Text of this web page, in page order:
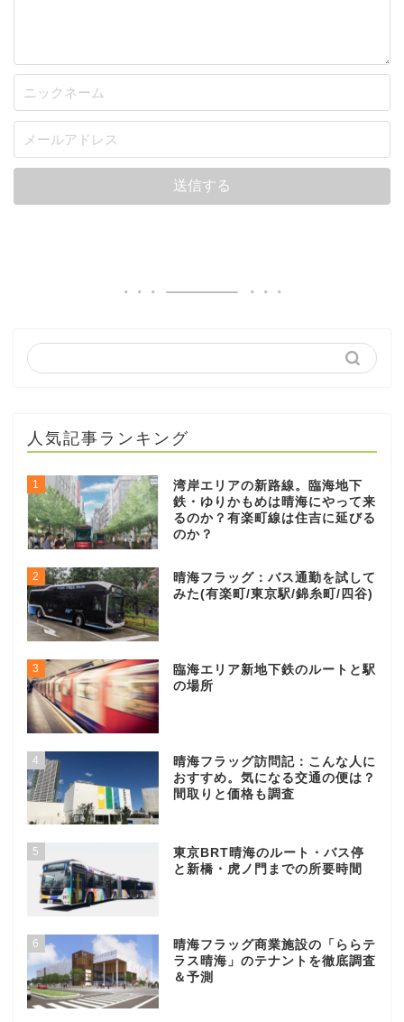
人気記事ランキング
1
湾岸エリアの新路線。臨海地下
鉄・ゆりかもめは晴海にやって来
るのか？有楽町線は住吉に延びる
のか？
2
晴海フラッグ：バス通勤を試して
みた(有楽町/東京駅/錦糸町/四谷)
3
臨海エリア新地下鉄のルートと駅
の場所
4
晴海フラッグ訪問記：こんな人に
おすすめ。気になる交通の便は？
間取りと価格も調査
5
東京BRT晴海のルート・バス停
と新橋・虎ノ門までの所要時間
6
晴海フラッグ商業施設の「ららテ
ラス晴海」のテナントを徹底調査
＆予測